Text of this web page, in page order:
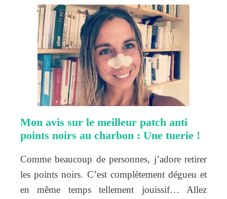
Mon avis sur le meilleur patch anti
points noirs au charbon : Une tuerie !
Comme beaucoup de personnes, j’adore retirer
les points noirs. C’est complètement dégueu et
en même temps tellement jouissif… Allez